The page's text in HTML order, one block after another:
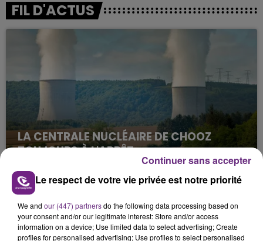
FIL D'ACTUS
LA CENTRALE NUCLÉAIRE DE CHOOZ
TOUJOURS À L'ARRÊT
Cela fait déjà une semaine que la centrale
nucléaire ardennaise est à l'arrêt. Une situation
justifiée par la sécheresse intense qui est toujours
présente.
Le respect de votre vie privée est notre priorité
We and our (447) partnersdo the following data processing based on
your consent and/or our legitimate interest: Store and/or access
information on a device; Use limited data to select advertising; Create
profiles for personalised advertising; Use profiles to select personalised
Continuer sans accepter